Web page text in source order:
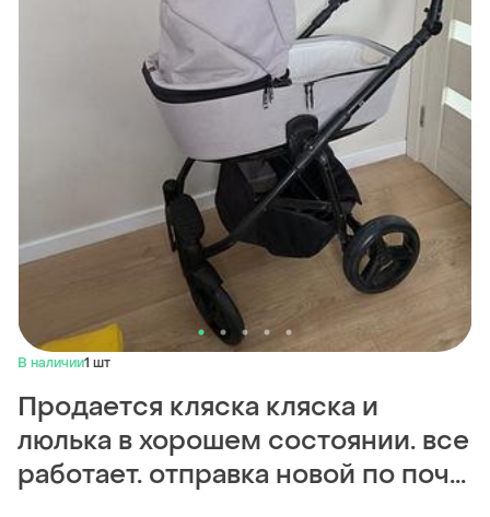
В наличии1 шт
Продается кляска кляска и
люлька в хорошем состоянии. все
работает. отправка новой по поч...